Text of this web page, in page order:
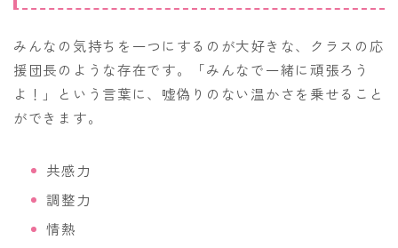
みんなの気持ちを一つにするのが大好きな、クラスの応
援団長のような存在です。「みんなで一緒に頑張ろう
よ！」という言葉に、嘘偽りのない温かさを乗せること
ができます。
共感力
調整力
情熱